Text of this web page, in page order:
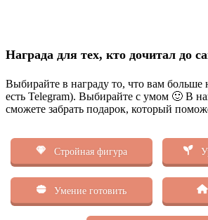
Награда для тех, кто дочитал до
Выбирайте в награду то, что вам больше
есть Telegram). Выбирайте с умом 🙂 В
сможете забрать подарок, который
Стройная фигура
Умение готовить